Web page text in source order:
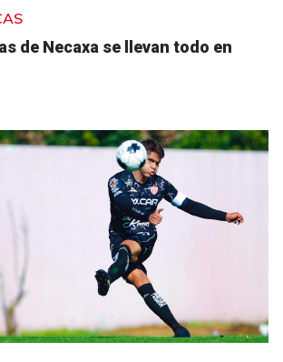
de Necaxa se llevan todo en